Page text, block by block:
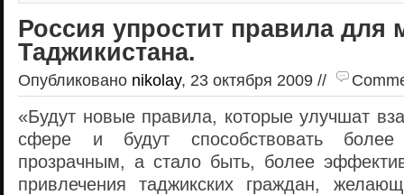
Россия упростит правила для
Таджикистана.
Опубликовано nikolay, 23 октября 2009 //
«Будут новые правила, которые улучшат
сфере и будут способствовать
прозрачным, а стало быть, более
привлечения таджикских граждан,